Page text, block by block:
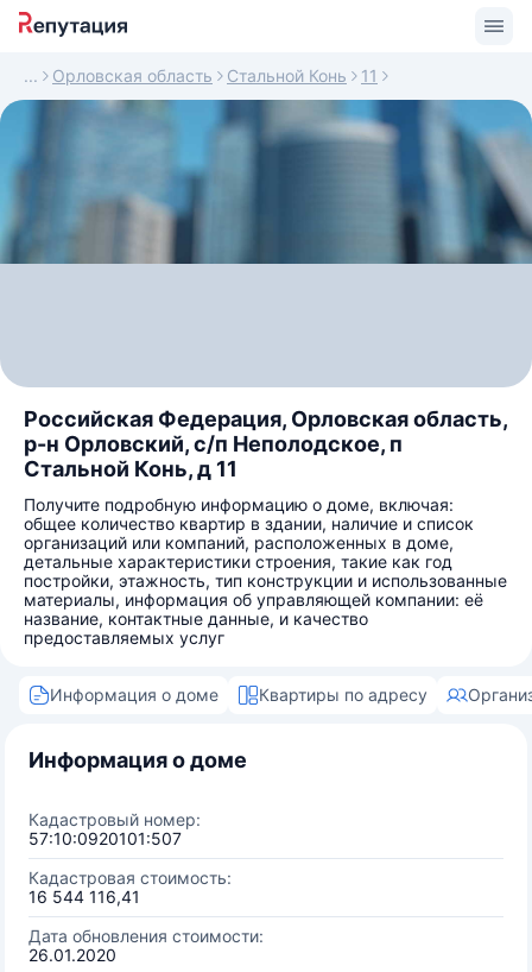
Орловская область Стальной Конь 11
Российская Федерация, Орловская область,
р-н Орловский, с/п Неполодское, п
Стальной Конь, д 11
Получите подробную информацию о доме, включая:
общее количество квартир в здании, наличие и список
организаций или компаний, расположенных в доме,
детальные характеристики строения, такие как год
постройки, этажность, тип конструкции и использованные
материалы, информация об управляющей компании: её
название, контактные данные, и качество
предоставляемых услуг
Информация о доме Квартиры по адресу
Информация о доме
Кадастровый номер:
57:10:0920101:507
Кадастровая стоимость:
16 544 116,41
Дата обновления стоимости:
26.01.2020